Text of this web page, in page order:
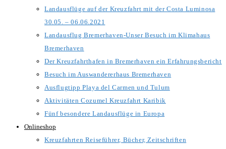
Landausflüge auf der Kreuzfahrt mit der Costa Luminosa
30.05. – 06.06.2021
Landausflug Bremerhaven-Unser Besuch im Klimahaus
Bremerhaven
Der Kreuzfahrthafen in Bremerhaven ein Erfahrungsbericht
Besuch im Auswandererhaus Bremerhaven
Ausflugtipp Playa del Carmen und Tulum
Aktivitäten Cozumel Kreuzfahrt Karibik
Fünf besondere Landausflüge in Europa
Onlineshop
Kreuzfahrten Reiseführer, Bücher, Zeitschriften